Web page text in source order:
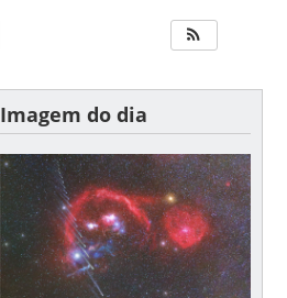
Imagem do dia